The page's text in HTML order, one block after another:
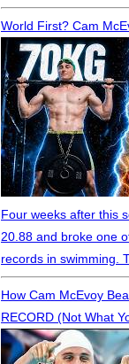
World First? Cam
Four weeks after this
20.88 and broke one
records in swimming.
How Cam McEvoy
RECORD (Not What